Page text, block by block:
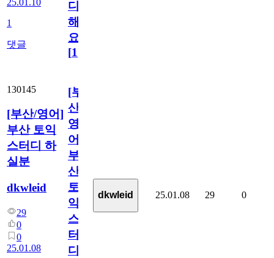
1
댓글
디
해
요!!
[1]
130145
[부산/영어]
부산 토익
스터디 하
실분
dkwleid
29
0
0
25.01.08
[부
산/
영
어]
부
산
토
익
스
터
디
dkwleid 25.01.08 29 0